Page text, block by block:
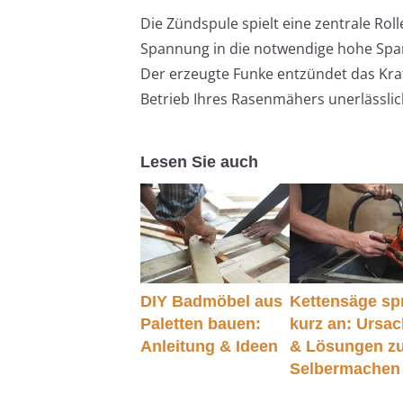
Die Zündspule spielt eine zentrale
Spannung in die notwendige hohe
Der erzeugte Funke entzündet das
Betrieb Ihres Rasenmähers
Lesen Sie auch
DIY Badmöbel aus
Paletten bauen:
Anleitung & Ideen
Kettensäge
kurz an:
& Lösungen
Selbermachen